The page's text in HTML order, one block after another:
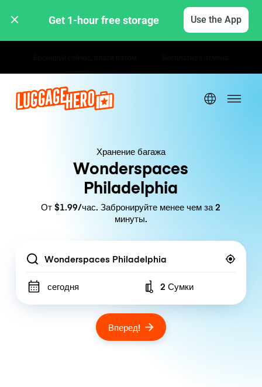
Get 1-hour free storage Use the App
Хранение багажа
Wonderspaces
Philadelphia
От $1.99/час. Забронируйте менее чем за 2
минуты.
Location
сегодня Number of bags
2 Сумки
Вперед!